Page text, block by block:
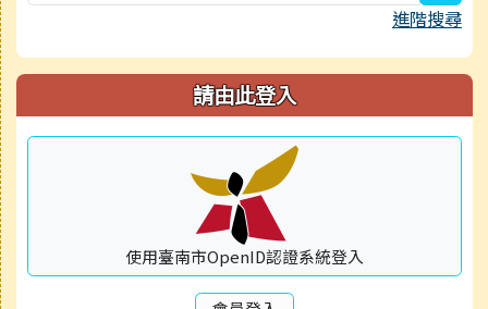
進階搜尋
請由此登入
使用臺南市OpenID認證系統登入